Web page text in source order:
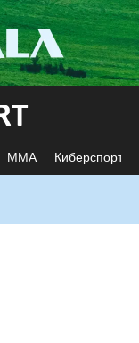
ММА Киберспорт